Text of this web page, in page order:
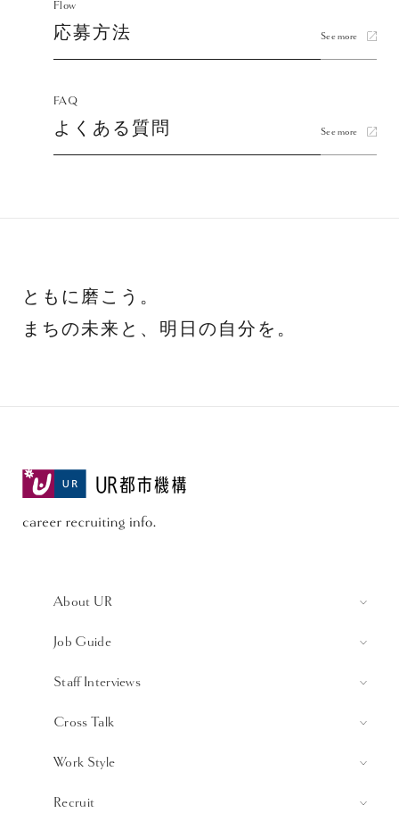
Flow
応募方法 See more
FAQ
よくある質問 See more
ともに磨こう。
まちの未来と、明日の自分を。
About UR
Job Guide
Staff Interviews
Cross Talk
Work Style
Recruit